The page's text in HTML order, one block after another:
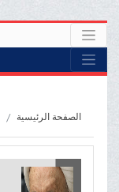
الصفحة الرئيسية